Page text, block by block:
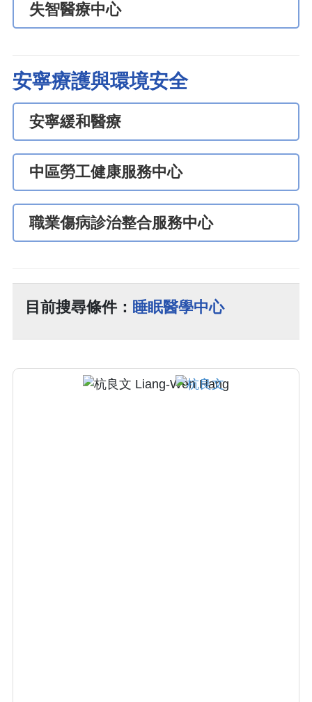
失智醫療中心
安寧療護與環境安全
安寧緩和醫療
中區勞工健康服務中心
職業傷病診治整合服務中心
目前搜尋條件： 睡眠醫學中心